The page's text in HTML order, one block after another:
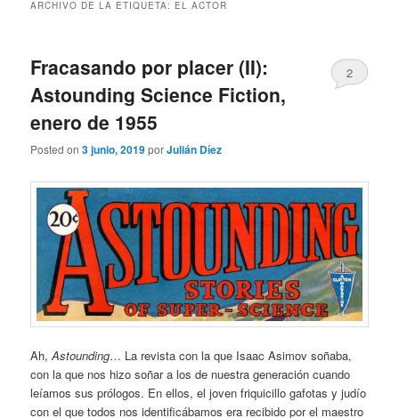
ARCHIVO DE LA ETIQUETA: EL ACTOR
Fracasando por placer (II):
Astounding Science Fiction,
enero de 1955
Posted on3 junio, 2019porJulián Díez
2
Ah,Astounding… La revista con la que Isaac Asimov soñaba,
con la que nos hizo soñar a los de nuestra generación cuando
leíamos sus prólogos. En ellos, el joven friquicillo gafotas y judío
con el que todos nos identificábamos era recibido por el maestro